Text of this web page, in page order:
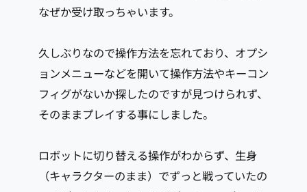
なぜか受け取っちゃいます。
久しぶりなので操作方法を忘れており、オプシ
ョンメニューなどを開いて操作方法やキーコン
フィグがないか探したのですが見つけられず、
そのままプレイする事にしました。
ロボットに切り替える操作がわからず、生身
（キャラクターのまま）でずっと戦っていたの